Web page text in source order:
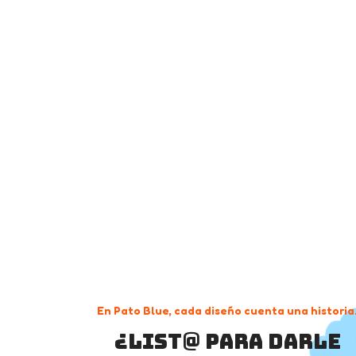
En Pato Blue, cada diseño cuenta una
¿List@ para darle